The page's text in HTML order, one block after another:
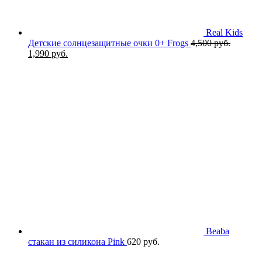
Real Kids
Детские солнцезащитные очки 0+ Frogs 4,500руб.
Первоначальная
1,990 руб.
Beaba
стакан из силикона Pink 620 руб.